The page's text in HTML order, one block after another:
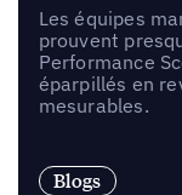
Les équipes
prouvent
Performance
éparpillés en
mesurables.
Blogs